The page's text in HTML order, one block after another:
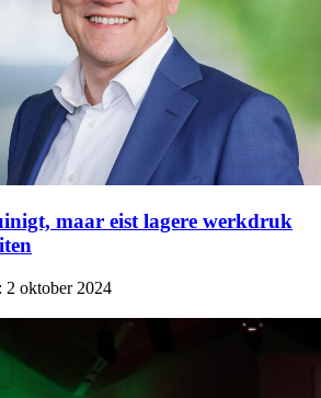
maar eist lagere werkdruk
2 oktober 2024